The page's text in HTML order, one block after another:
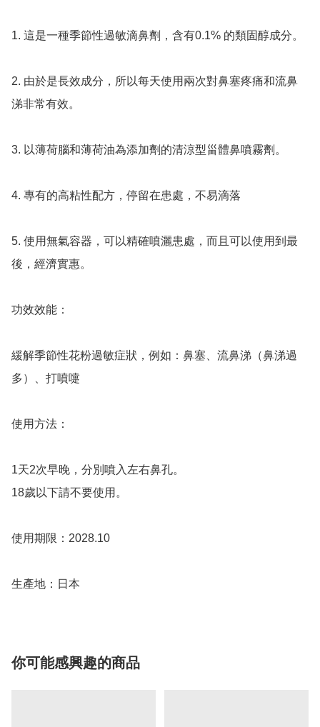
1. 這是一種季節性過敏滴鼻劑，含有0.1% 的類固醇成分。
2. 由於是長效成分，所以每天使用兩次對鼻塞疼痛和流鼻
涕非常有效。
3. 以薄荷腦和薄荷油為添加劑的清涼型甾體鼻噴霧劑。
4. 專有的高粘性配方，停留在患處，不易滴落
5. 使用無氣容器，可以精確噴灑患處，而且可以使用到最
後，經濟實惠。
功效效能：
緩解季節性花粉過敏症狀，例如：鼻塞、流鼻涕（鼻涕過
多）、打噴嚏
使用方法：
1天2次早晚，分別噴入左右鼻孔。
18歲以下請不要使用。
使用期限：2028.10
你可能感興趣的商品